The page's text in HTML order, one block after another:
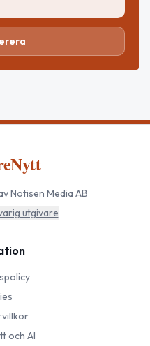
Notisen Media AB
utgivare
och AI